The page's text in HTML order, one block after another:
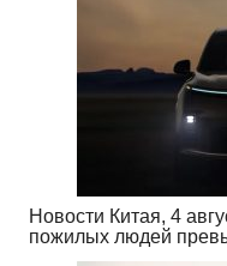
Новости Китая, 4
пожилых людей